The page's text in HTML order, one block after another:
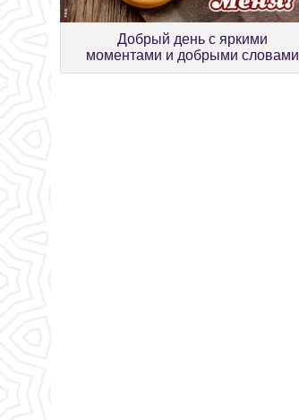
Добрый день с яркими
моментами и добрыми словами